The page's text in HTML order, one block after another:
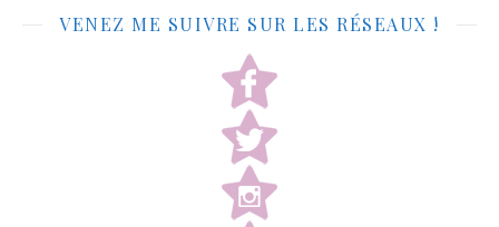
VENEZ ME SUIVRE SUR LES RÉSEAUX !